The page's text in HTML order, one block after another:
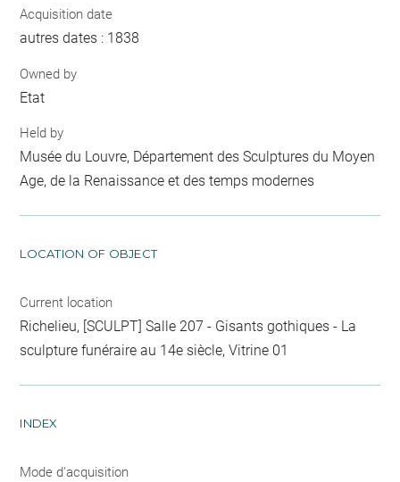
Acquisition date
autres dates : 1838
Owned by
Etat
Held by
Musée du Louvre, Département des Sculptures du Moyen
Age, de la Renaissance et des temps modernes
LOCATION OF OBJECT
Current location
Richelieu, [SCULPT] Salle 207 - Gisants gothiques - La
sculpture funéraire au 14e siècle, Vitrine 01
INDEX
Mode d'acquisition